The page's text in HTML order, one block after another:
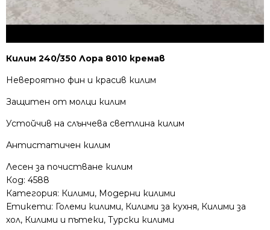
Килим 240/350 Лора 8010 кремав
Невероятно фин и красив килим
Защитен от молци килим
Устойчив на слънчева светлина килим
Антистатичен килим
Лесен за почистване килим
Код: 4588
Категория: Килими, Модерни килими
Етикети: Големи килими, Килими за кухня, Килими за
хол, Килими и пътеки, Турски килими